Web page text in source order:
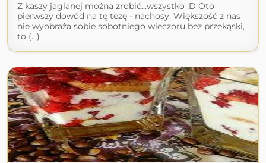
Z kaszy jaglanej można zrobić...wszystko :D Oto
pierwszy dowód na tę tezę - nachosy. Większość z nas
nie wyobraża sobie sobotniego wieczoru bez przekąski,
to (...)